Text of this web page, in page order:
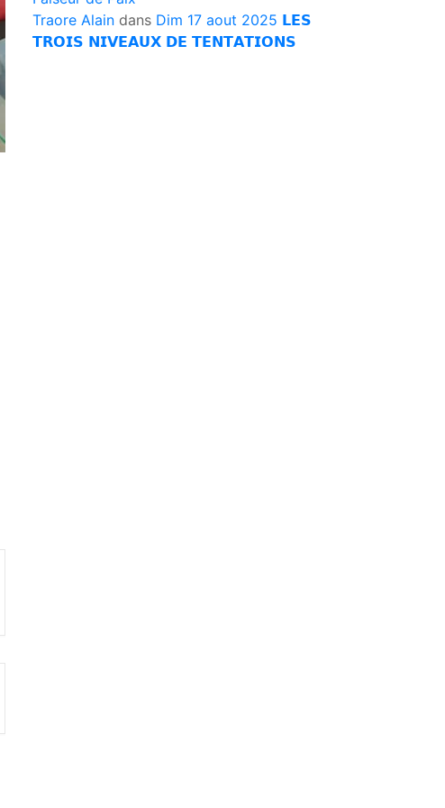
Traore Alain dans Dim 17 aout 2025 𝗟𝗘𝗦
𝗧𝗥𝗢𝗜𝗦 𝗡𝗜𝗩𝗘𝗔𝗨𝗫 𝗗𝗘 𝗧𝗘𝗡𝗧𝗔𝗧𝗜𝗢𝗡𝗦